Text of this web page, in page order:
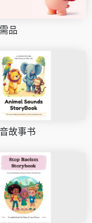
品
故事书